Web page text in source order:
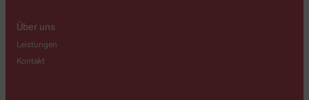
Über uns
Leistungen
Kontakt